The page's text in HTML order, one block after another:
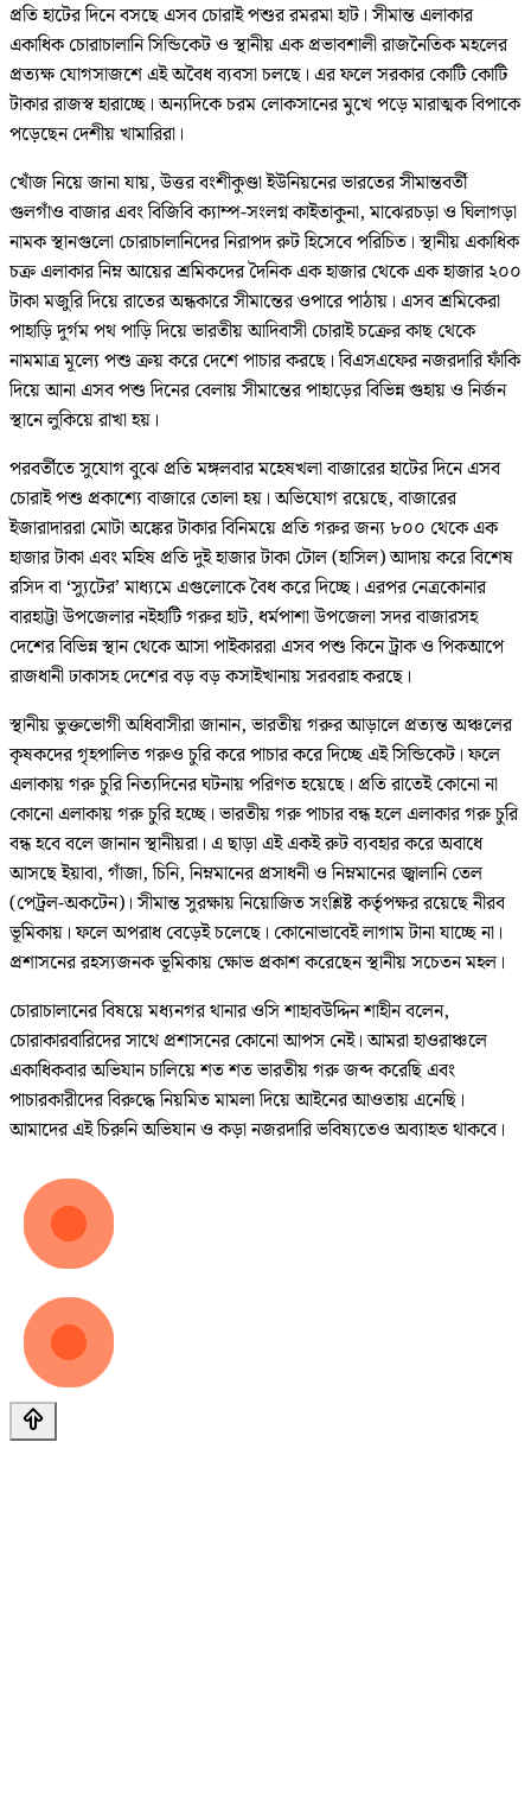
প্রতি হাটের দিনে বসছে এসব চোরাই পশুর রমরমা হাট। সীমান্ত এলাকার
একাধিক চোরাচালানি সিন্ডিকেট ও স্থানীয় এক প্রভাবশালী রাজনৈতিক মহলের
প্রত্যক্ষ যোগসাজশে এই অবৈধ ব্যবসা চলছে। এর ফলে সরকার কোটি কোটি
টাকার রাজস্ব হারাচ্ছে। অন্যদিকে চরম লোকসানের মুখে পড়ে মারাত্মক বিপাকে
পড়েছেন দেশীয় খামারিরা।
খোঁজ নিয়ে জানা যায়, উত্তর বংশীকুণ্ডা ইউনিয়নের ভারতের সীমান্তবর্তী
গুলগাঁও বাজার এবং বিজিবি ক্যাম্প-সংলগ্ন কাইতাকুনা, মাঝেরচড়া ও ঘিলাগড়া
নামক স্থানগুলো চোরাচালানিদের নিরাপদ রুট হিসেবে পরিচিত। স্থানীয় একাধিক
চক্র এলাকার নিম্ন আয়ের শ্রমিকদের দৈনিক এক হাজার থেকে এক হাজার ২০০
টাকা মজুরি দিয়ে রাতের অন্ধকারে সীমান্তের ওপারে পাঠায়। এসব শ্রমিকেরা
পাহাড়ি দুর্গম পথ পাড়ি দিয়ে ভারতীয় আদিবাসী চোরাই চক্রের কাছ থেকে
নামমাত্র মূল্যে পশু ক্রয় করে দেশে পাচার করছে। বিএসএফের নজরদারি ফাঁকি
দিয়ে আনা এসব পশু দিনের বেলায় সীমান্তের পাহাড়ের বিভিন্ন গুহায় ও নির্জন
স্থানে লুকিয়ে রাখা হয়।
পরবর্তীতে সুযোগ বুঝে প্রতি মঙ্গলবার মহেষখলা বাজারের হাটের দিনে এসব
চোরাই পশু প্রকাশ্যে বাজারে তোলা হয়। অভিযোগ রয়েছে, বাজারের
ইজারাদাররা মোটা অঙ্কের টাকার বিনিময়ে প্রতি গরুর জন্য ৮০০ থেকে এক
হাজার টাকা এবং মহিষ প্রতি দুই হাজার টাকা টোল (হাসিল) আদায় করে বিশেষ
রসিদ বা ‘স্যুটের’ মাধ্যমে এগুলোকে বৈধ করে দিচ্ছে। এরপর নেত্রকোনার
বারহাট্টা উপজেলার নইহাটি গরুর হাট, ধর্মপাশা উপজেলা সদর বাজারসহ
দেশের বিভিন্ন স্থান থেকে আসা পাইকাররা এসব পশু কিনে ট্রাক ও পিকআপে
রাজধানী ঢাকাসহ দেশের বড় বড় কসাইখানায় সরবরাহ করছে।
স্থানীয় ভুক্তভোগী অধিবাসীরা জানান, ভারতীয় গরুর আড়ালে প্রত্যন্ত অঞ্চলের
কৃষকদের গৃহপালিত গরুও চুরি করে পাচার করে দিচ্ছে এই সিন্ডিকেট। ফলে
এলাকায় গরু চুরি নিত্যদিনের ঘটনায় পরিণত হয়েছে। প্রতি রাতেই কোনো না
কোনো এলাকায় গরু চুরি হচ্ছে। ভারতীয় গরু পাচার বন্ধ হলে এলাকার গরু চুরি
বন্ধ হবে বলে জানান স্থানীয়রা। এ ছাড়া এই একই রুট ব্যবহার করে অবাধে
আসছে ইয়াবা, গাঁজা, চিনি, নিম্নমানের প্রসাধনী ও নিম্নমানের জ্বালানি তেল
(পেট্রল-অকটেন)। সীমান্ত সুরক্ষায় নিয়োজিত সংশ্লিষ্ট কর্তৃপক্ষর রয়েছে নীরব
ভূমিকায়। ফলে অপরাধ বেড়েই চলেছে। কোনোভাবেই লাগাম টানা যাচ্ছে না।
প্রশাসনের রহস্যজনক ভূমিকায় ক্ষোভ প্রকাশ করেছেন স্থানীয় সচেতন মহল।
চোরাচালানের বিষয়ে মধ্যনগর থানার ওসি শাহাবউদ্দিন শাহীন বলেন,
চোরাকারবারিদের সাথে প্রশাসনের কোনো আপস নেই। আমরা হাওরাঞ্চলে
একাধিকবার অভিযান চালিয়ে শত শত ভারতীয় গরু জব্দ করেছি এবং
পাচারকারীদের বিরুদ্ধে নিয়মিত মামলা দিয়ে আইনের আওতায় এনেছি।
আমাদের এই চিরুনি অভিযান ও কড়া নজরদারি ভবিষ্যতেও অব্যাহত থাকবে।